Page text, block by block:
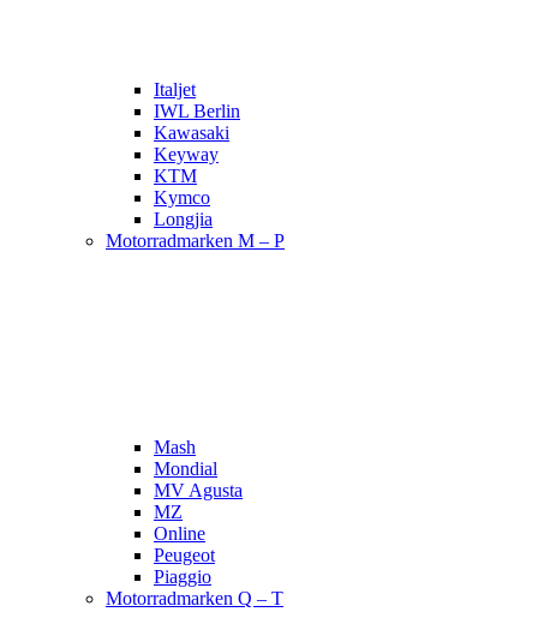
Italjet
IWL Berlin
Kawasaki
Keyway
KTM
Kymco
Longjia
Motorradmarken M – P
Mash
Mondial
MV Agusta
MZ
Online
Peugeot
Piaggio
Motorradmarken Q – T